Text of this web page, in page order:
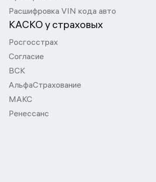
Расшифровка VIN кода авто
КАСКО у страховых
Росгосстрах
Согласие
ВСК
АльфаСтрахование
МАКС
Ренессанс